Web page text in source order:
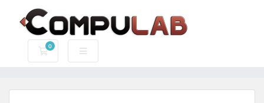
0
Carrinho de Compras